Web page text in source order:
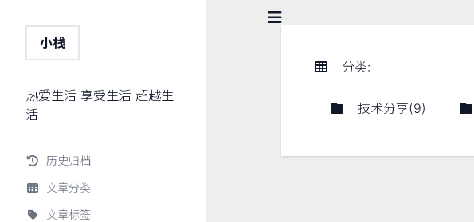
小栈
热爱生活 享受生活 超越生
活
历史归档
文章分类
文章标签
分类:
技术分享(9)